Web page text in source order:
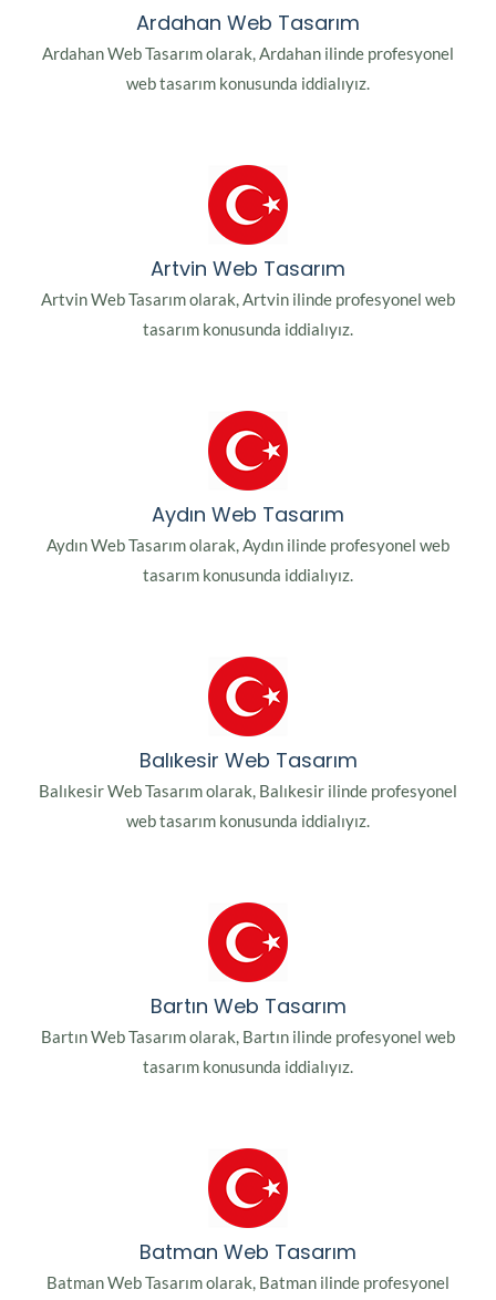
Ardahan Web Tasarım
Ardahan Web Tasarım olarak, Ardahan ilinde profesyonel
web tasarım konusunda iddialıyız.
Artvin Web Tasarım
Artvin Web Tasarım olarak, Artvin ilinde profesyonel web
tasarım konusunda iddialıyız.
Aydın Web Tasarım
Aydın Web Tasarım olarak, Aydın ilinde profesyonel web
tasarım konusunda iddialıyız.
Balıkesir Web Tasarım
Balıkesir Web Tasarım olarak, Balıkesir ilinde profesyonel
web tasarım konusunda iddialıyız.
Bartın Web Tasarım
Bartın Web Tasarım olarak, Bartın ilinde profesyonel web
tasarım konusunda iddialıyız.
Batman Web Tasarım
Batman Web Tasarım olarak, Batman ilinde profesyonel